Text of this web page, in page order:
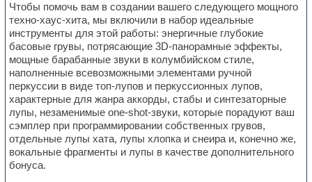
Чтобы помочь вам в создании вашего следующего мощного
техно-хаус-хита, мы включили в набор идеальные
инструменты для этой работы: энергичные глубокие
басовые грувы, потрясающие 3D-панорамные эффекты,
мощные барабанные звуки в колумбийском стиле,
наполненные всевозможными элементами ручной
перкуссии в виде топ-лупов и перкуссионных лупов,
характерные для жанра аккорды, стабы и синтезаторные
лупы, незаменимые one-shot-звуки, которые порадуют ваш
сэмплер при программировании собственных грувов,
отдельные лупы хата, лупы хлопка и снеира и, конечно же,
вокальные фрагменты и лупы в качестве дополнительного
бонуса.